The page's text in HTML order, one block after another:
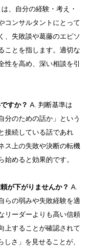
、自分の経験・考え・
コンサルタントにとって
、失敗談や葛藤のエピソ
ことを指します。適切な
性を高め、深い相談を引
すか？ A. 判断基準は
分のための話か」という
接続している話であれ
ス上の失敗や決断の転機
めると効果的です。
が下がりませんか？ A.
らの弱みや失敗経験を適
リーダーよりも高い信頼
上することが確認されて
さ」を見せることが、